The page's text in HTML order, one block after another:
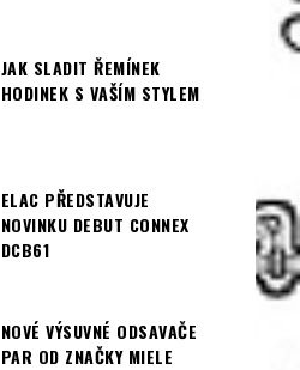
JAK SLADIT ŘEMÍNEK
HODINEK S VAŠÍM STYLEM
ELAC PŘEDSTAVUJE
NOVINKU DEBUT CONNEX
DCB61
NOVÉ VÝSUVNÉ ODSAVAČE
PAR OD ZNAČKY MIELE